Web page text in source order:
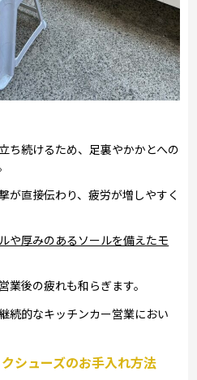
ち続けるため、足裏やかかとへの
が直接伝わり、疲労が増しやすく
や厚みのあるソールを備えたモ
業後の疲れも和らぎます。
続的なキッチンカー営業におい
シューズのお手入れ方法